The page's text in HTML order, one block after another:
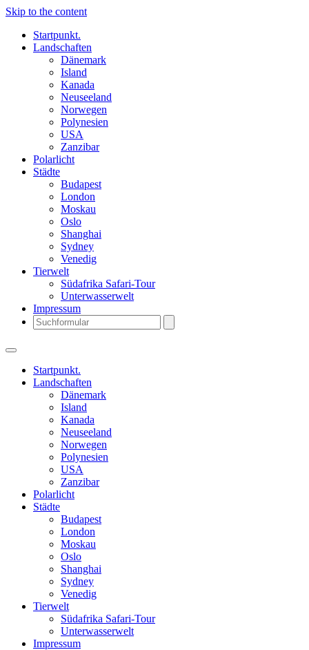
Skip to the content
Startpunkt.
Landschaften
Dänemark
Island
Kanada
Neuseeland
Norwegen
Polynesien
USA
Zanzibar
Polarlicht
Städte
Budapest
London
Moskau
Oslo
Shanghai
Sydney
Venedig
Tierwelt
Südafrika Safari-Tour
Unterwasserwelt
Impressum
Startpunkt.
Landschaften
Dänemark
Island
Kanada
Neuseeland
Norwegen
Polynesien
USA
Zanzibar
Polarlicht
Städte
Budapest
London
Moskau
Oslo
Shanghai
Sydney
Venedig
Tierwelt
Südafrika Safari-Tour
Unterwasserwelt
Impressum